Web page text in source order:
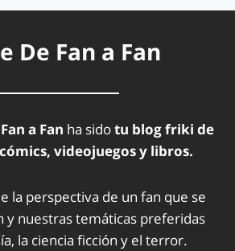
De Fan a Fan
a Fan ha sidotu blog friki de
videojuegos y libros.
la perspectiva de un fan que se
y nuestras temáticas preferidas
la ciencia ficción y el terror.